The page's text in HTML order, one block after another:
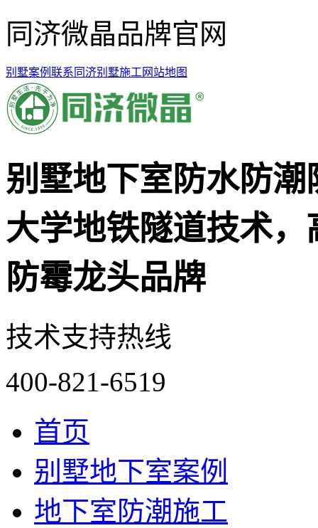
同济微晶品牌官网
别墅案例 联系同济别墅施工 网站地图
别墅地下室防水防
大学地铁隧道技术
防霉龙头品牌
技术支持热线
400-821-6519
首页
别墅地下室案例
地下室防潮施工